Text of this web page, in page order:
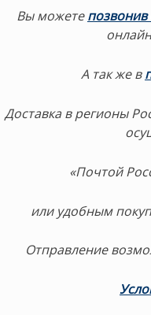
Вы можете
А так же в
Доставка в регионы
«Почтой
или удобным
Отправление